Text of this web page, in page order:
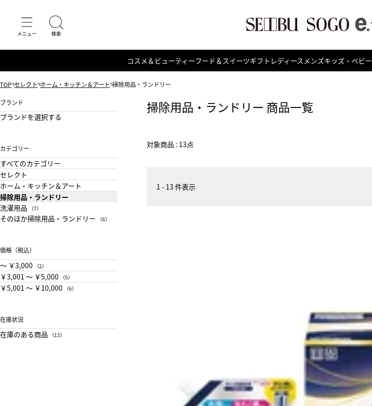
コスメ＆ビューティーフード＆スイーツギフト レディース メンズキッズ・ベビー
TOP セレクト ホーム・キッチン＆アート 掃除用品・ランドリー
掃除用品・ランドリー 商品一覧
対象商品 : 13点
ブランド
ブランドを選択する
カテゴリー
すべてのカテゴリー
セレクト
ホーム・キッチン＆アート
掃除用品・ランドリー
洗濯用品
（7）
そのほか掃除用品・ランドリー （6）
価格（税込）
〜 ￥3,000 （2）
￥3,001 〜 ￥5,000 （5）
￥5,001 〜 ￥10,000 （6）
在庫状況
在庫のある商品 （13）
1 - 13 件表示